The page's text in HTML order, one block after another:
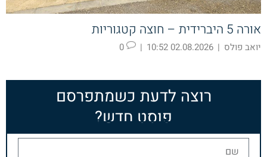
אורה 5 היברידית – חוצה קטגוריות
יואב פולס |
02.08.2026 10:52
|
רוצה לדעת כשמתפרסם
פוסט חדש?